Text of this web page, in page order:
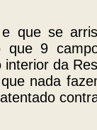
que se
que 9
interior da
nada